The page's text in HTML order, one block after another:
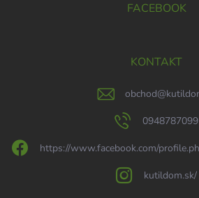
FACEBOOK
KONTAKT
obchod@
0948787099
https://www.facebook.com/
kutildom.sk/